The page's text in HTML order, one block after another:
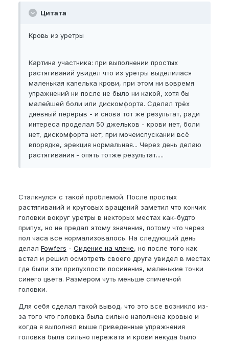
Цитата
Кровь из уретры
Картина участника: при выполнении простых
растягиваний увидел что из уретры выделилася
маленькая капелька крови, при этом ни вовремя
упражнений ни после не было ни какой, хотя бы
малейшей боли или дискомфорта. Сделал трёх
дневный перерыв - и снова тот же результат, ради
интереса проделал 50 джельков - крови нет, боли
нет, дискомфорта нет, при мочеиспускании всё
впорядке, эрекция нормальная... Через день делаю
растягивания - опять тотже результат.....
Сталкнулся с такой проблемой. После простых
растягиваний и круговых вращений заметил что кончик
головки вокруг уретры в некторых местах как-будто
припух, но не предал этому значения, потому что через
пол часа все нормализовалось. На следующий день
делал Fowfers - Сидение на члене, но после того как
встал и решил осмотреть своего друга увидел в местах
где были эти припухлости посинения, маленькие точки
синего цвета. Размером чуть меньше спичечной
головки.
Для себя сделал такой вывод, что это все возникло из-
за того что головка была сильно наполнена кровью и
когда я выполнял выше приведенные упражнения
головка была сильно пережата и крови некуда было